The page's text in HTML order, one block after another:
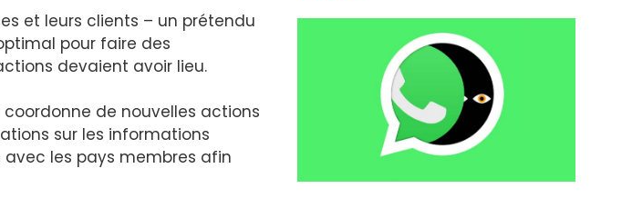
et leurs clients – un prétendu
pour faire des
devaient avoir lieu.
de nouvelles actions
sur les informations
les pays membres afin